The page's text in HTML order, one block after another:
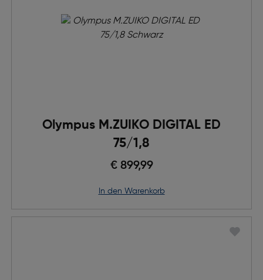
Olympus M.ZUIKO DIGITAL ED
75/1,8
€ 899,99
in den Warenkorb